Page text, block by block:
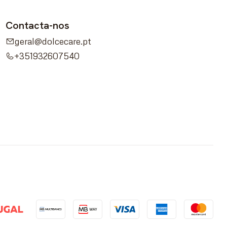
Contacta-nos
geral@dolcecare.pt
+351932607540